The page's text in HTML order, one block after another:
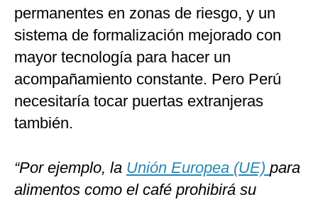
permanentes en zonas de riesgo, y un
sistema de formalización mejorado con
mayor tecnología para hacer un
acompañamiento constante. Pero Perú
necesitaría tocar puertas extranjeras
también.
“Por ejemplo, la Unión Europea (UE) para
alimentos como el café prohibirá su